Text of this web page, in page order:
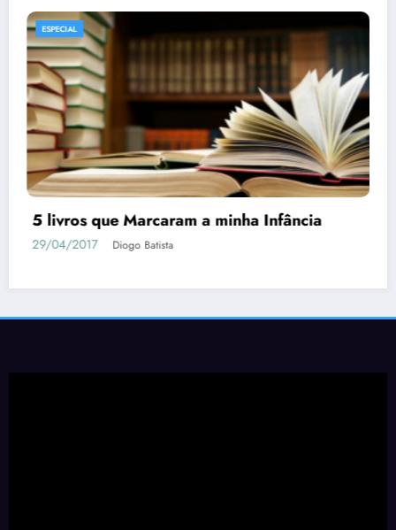
ESPECIAL
5 livros que Marcaram a minha Infância
29/04/2017 Diogo Batista